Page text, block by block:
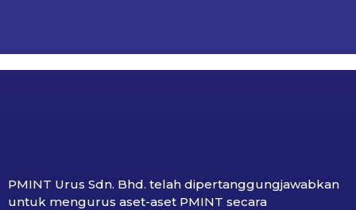
PMINT Urus Sdn. Bhd. telah dipertanggungjawabkan
untuk mengurus aset-aset PMINT secara